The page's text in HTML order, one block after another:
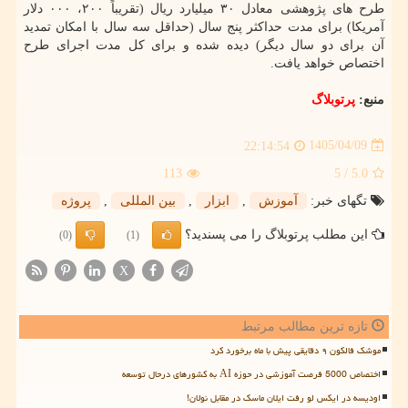
طرح های پژوهشی معادل ۳۰ میلیارد ریال (تقریباً ۲۰۰، ۰۰۰ دلار
آمریکا) برای مدت حداکثر پنج سال (حداقل سه سال با امکان تمدید
آن برای دو سال دیگر) دیده شده و برای کل مدت اجرای طرح
اختصاص خواهد یافت.
منبع: پرتوبلاگ
1405/04/09
22:14:54
5.0
/ 5
113
تگهای خبر:
آموزش ابزار بین المللی پروژه
این مطلب پرتوبلاگ را می پسندید؟ (1)
(0)
X
تازه ترین مطالب مرتبط
موشک فالکون ۹ دقایقی پیش با ماه برخورد کرد
اختصاص 5000 فرصت آموزشی در حوزه AI به کشورهای درحال توسعه
اودیسه در ایکس لو رفت ایلان ماسک در مقابل نولان!